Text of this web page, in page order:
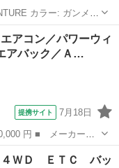
カラー: ガンメタ
車 走行距離11.1万...
アコン／パワーウィ
アバック／Ａ…
提携サイト 7月18日
ド名： ＸＣ エア
ック／ＡＢＳ／衝突安
４ＷＤ ＥＴＣ バッ